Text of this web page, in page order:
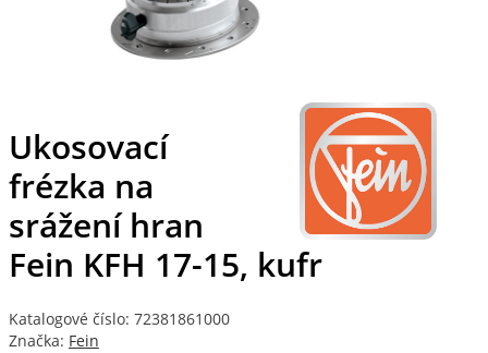
Ukosovací
frézka na
srážení hran
Fein KFH 17-15, kufr
Katalogové číslo: 72381861000
Značka: Fein